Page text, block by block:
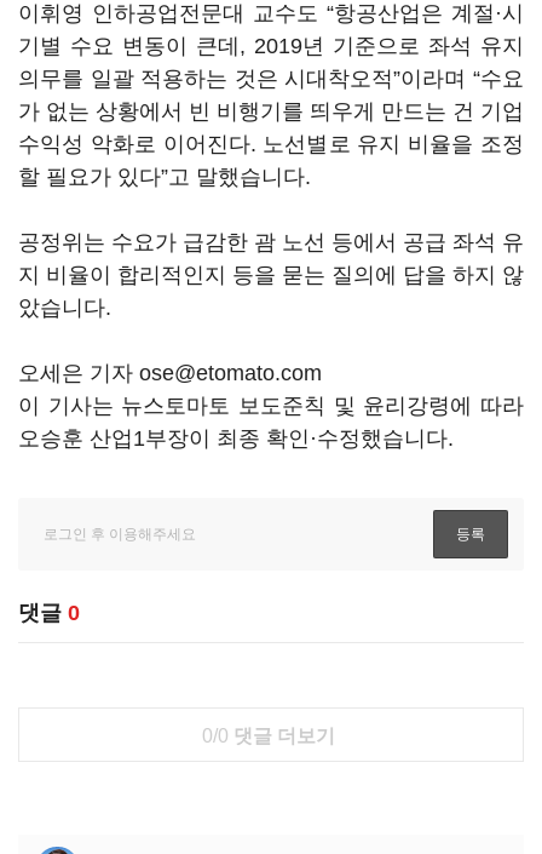
이휘영 인하공업전문대 교수도 “항공산업은 계절·시
기별 수요 변동이 큰데, 2019년 기준으로 좌석 유지
의무를 일괄 적용하는 것은 시대착오적”이라며 “수요
가 없는 상황에서 빈 비행기를 띄우게 만드는 건 기업
수익성 악화로 이어진다. 노선별로 유지 비율을 조정
할 필요가 있다”고 말했습니다.
공정위는 수요가 급감한 괌 노선 등에서 공급 좌석 유
지 비율이 합리적인지 등을 묻는 질의에 답을 하지 않
았습니다.
오세은 기자 ose@etomato.com
이 기사는 뉴스토마토 보도준칙 및 윤리강령에 따라
오승훈 산업1부장이 최종 확인·수정했습니다.
댓글 0
0/0 댓글 더보기